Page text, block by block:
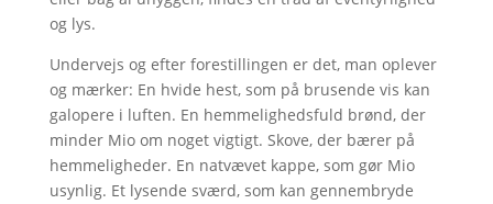
og lys.
Undervejs og efter forestillingen er det, man oplever
og mærker: En hvide hest, som på brusende vis kan
galopere i luften. En hemmelighedsfuld brønd, der
minder Mio om noget vigtigt. Skove, der bærer på
hemmeligheder. En natvævet kappe, som gør Mio
usynlig. Et lysende sværd, som kan gennembryde